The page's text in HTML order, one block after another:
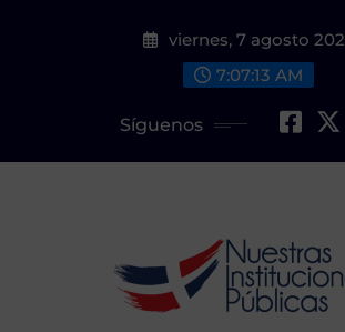
viernes, 7 agosto
7:07:14 AM
Síguenos